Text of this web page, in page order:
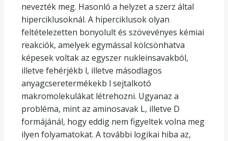
nevezték meg. Hasonló a helyzet a szerz által
hiperciklusoknál. A hiperciklusok olyan
feltételezetten bonyolult és szövevényes kémiai
reakciók, amelyek egymással kölcsönhatva
képesek voltak az egyszer nukleinsavakból,
illetve fehérjékb l, illetve másodlagos
anyagcseretermékekb l sejtalkotó
makromolekulákat létrehozni. Ugyanaz a
probléma, mint az aminosavak L, illetve D
formájánál, hogy eddig nem figyeltek volna meg
ilyen folyamatokat. A további logikai hiba az,